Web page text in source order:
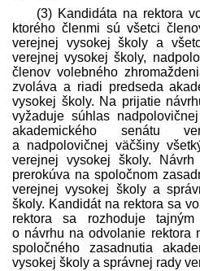
(3) Kandidáta na rektora
ktorého členmi sú všetci
verejnej vysokej školy a
verejnej vysokej školy,
členov volebného
zvoláva a riadi pred­seda
vysokej školy. Na prijatie
vyžaduje súhlas
akademického senátu
a nadpolovičnej väčšiny
verejnej vysokej školy.
prerokúva na spoločnom
verejnej vysokej školy a
školy. Kandidát na rektora sa
rektora sa rozhoduje tajným
o návrhu na odvolanie rektora
spoločného zasadnutia
vysokej školy a správnej rady